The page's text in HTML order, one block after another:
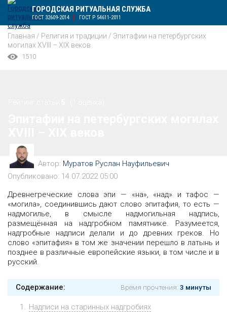
ГОРОДСКАЯ РИТУАЛЬНАЯ СЛУЖБА
ГОСТ 32609-2014 ГОСТ Р 54611-2011
Главная / Религия и традиции / Эпитафии на петербургских
могилах XVIII – XIX веков
1510
Автор: Муратов Руслан Науфильевич
Опубликовано: 14.07.2022 05:00
Древнегреческие слова эпи — «на», «над» и тафос —
«могила», соединившись дают слово эпитафия, то есть —
надмогилье, в смысле надмогильная надпись,
размещённая на надгробном памятнике. Разумеется,
надгробные надписи делали и до древних греков. Но
слово «эпитафия» в том же значении перешло в латынь и
позднее в различные европейские языки, в том числе и в
русский.
Содержание: Время прочтения: 3 минуты
Надписи на старинных надгробиях